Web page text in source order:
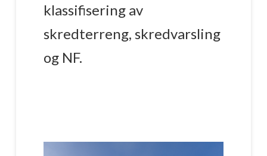
klassifisering av
skredterreng, skredvarsling
og NF.